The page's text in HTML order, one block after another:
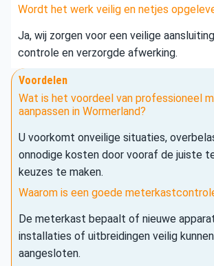
Wordt het werk veilig en netjes
Ja, wij zorgen voor een veilige
controle en verzorgde afwerking.
Voordelen
Wat is het voordeel van professioneel
aanpassen in Wormerland?
U voorkomt onveilige situaties,
onnodige kosten door vooraf de juiste
keuzes te maken.
Waarom is een goede
De meterkast bepaalt of nieuwe
installaties of uitbreidingen veilig
aangesloten.